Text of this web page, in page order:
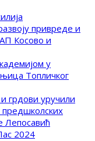
привреде и
Косово и
у
Топличког
грдови уручили
Лепосавић
2024